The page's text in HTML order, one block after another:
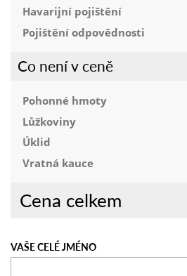
Havarijní pojištění
Pojištění odpovědnosti
Co není v ceně
Pohonné hmoty
Lůžkoviny
Úklid
Vratná kauce
Cena celkem
VAŠE CELÉ JMÉNO